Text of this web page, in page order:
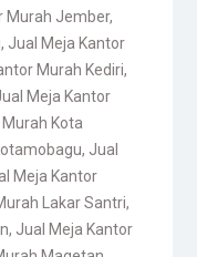
Murah Jember,
, Jual Meja Kantor
Murah Kediri,
Meja Kantor
Kota
, Jual
Meja Kantor
Lakar Santri,
, Jual Meja Kantor